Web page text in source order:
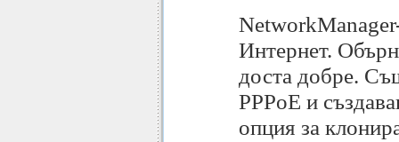
Интернет.
доста добре.
PPPoE и
опция за